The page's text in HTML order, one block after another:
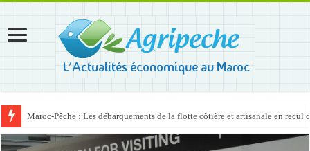
Maroc-Pêche : Les débarquements de la flotte côtière et artisanale en recul